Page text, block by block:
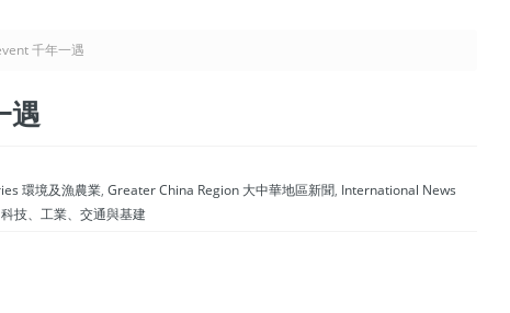
千年一遇
遇
環境及漁農業, Greater China Region 大中華地區新聞, International News
技、工業、交通與基建